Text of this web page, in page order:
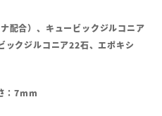
合）、キュービックジルコニア
クジルコニア22石、エポキシ
：7mm